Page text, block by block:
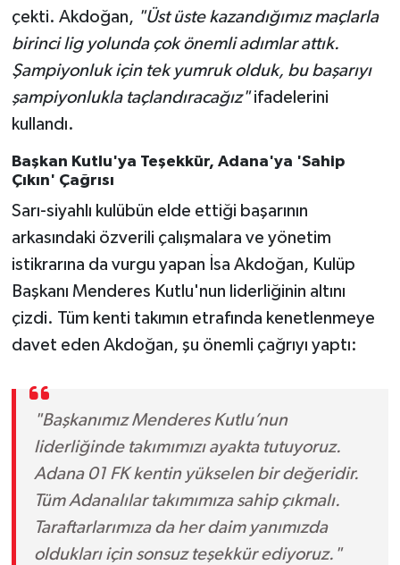
çekti. Akdoğan, "Üst üste kazandığımız maçlarla
birinci lig yolunda çok önemli adımlar attık.
Şampiyonluk için tek yumruk olduk, bu başarıyı
şampiyonlukla taçlandıracağız"ifadelerini
kullandı.
Başkan Kutlu'ya Teşekkür, Adana'ya 'Sahip
Çıkın' Çağrısı
Sarı-siyahlı kulübün elde ettiği başarının
arkasındaki özverili çalışmalara ve yönetim
istikrarına da vurgu yapan İsa Akdoğan, Kulüp
Başkanı Menderes Kutlu'nun liderliğinin altını
çizdi. Tüm kenti takımın etrafında kenetlenmeye
davet eden Akdoğan, şu önemli çağrıyı yaptı:
"Başkanımız Menderes Kutlu’nun
liderliğinde takımımızı ayakta tutuyoruz.
Adana 01 FK kentin yükselen bir değeridir.
Tüm Adanalılar takımımıza sahip çıkmalı.
Taraftarlarımıza da her daim yanımızda
oldukları için sonsuz teşekkür ediyoruz."